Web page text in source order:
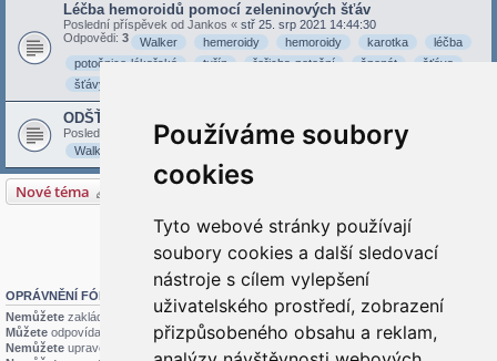
Používáme soubory
cookies
Tyto webové stránky používají
soubory cookies a další sledovací
nástroje s cílem vylepšení
uživatelského prostředí, zobrazení
přizpůsobeného obsahu a reklam,
Léčba hemoroidů pomocí zeleninových šťáv
Poslední příspěvek od Jankos « stř 25. srp 2021 14:44:30
Odpovědi: 3 Walker hemeroidy hemoroidy karotka
léčba
potočnice-lékařská
tuřín řeřicha-potoční špenát
šťáva
šťávy
ODŠŤAVŇOVAČ - zeleninové a ovocné šťávy
Poslední příspěvek odstani«sob 22. kvě 2021 16:05:03
Walker
Nové téma
Přejít na
OPRÁVNĚNÍ FÓRA
Nemůžete zakládat nová témata v tomto fóru
Můžete odpovídat v tomto fóru
Nemůžete upravovat své příspěvky v tomto fóru